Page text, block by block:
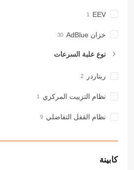
EEV
خزان AdBlue
نوع علبة السرعات
ريتاردر
نظام التزييت المركزي
نظام القفل التفاضلي
كابينة